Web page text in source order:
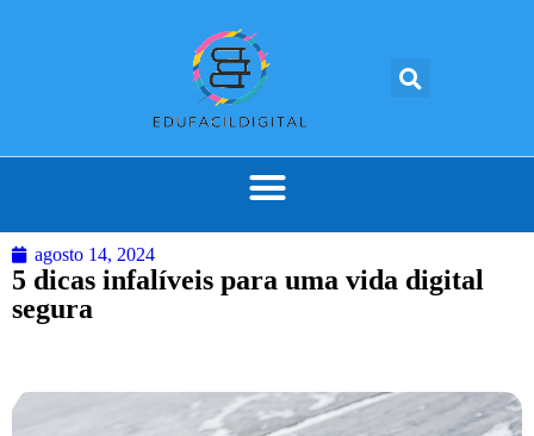
agosto 14, 2024
5 dicas infalíveis para uma vida digital
segura